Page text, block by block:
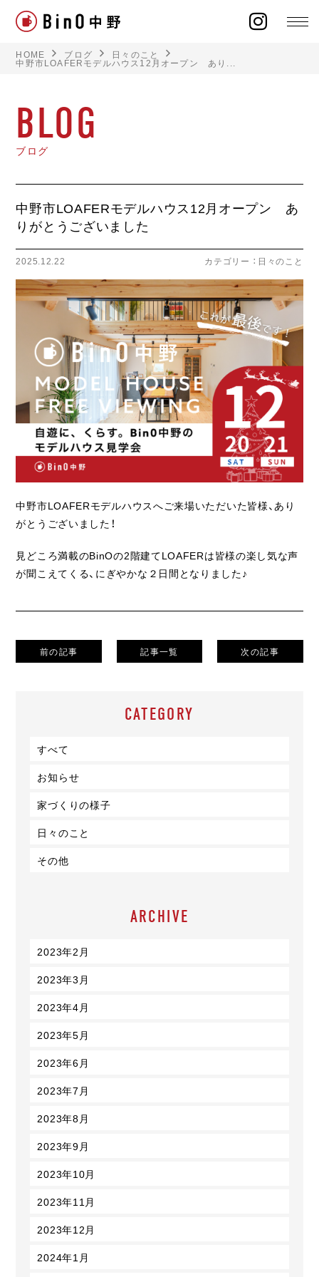
ラインナップ
施工事例
モデルハウス
ライフスタイル
クオリティ
お知らせ
ブログ
会社概要
採用情報
HOME ブログ 日々のこと
中野市LOAFERモデルハウス12月オープン あり...
BLOG
ブログ
中野市LOAFERモデルハウス12月オープン あ
りがとうございました
2025.12.22 カテゴリー ： 日々のこと
中野市LOAFERモデルハウスへご来場いただいた皆様、あり
がとうございました！
見どころ満載のBinOの2階建てLOAFERは皆様の楽し気な声
が聞こえてくる、にぎやかな２日間となりました♪
前の記事 記事一覧 次の記事
CATEGORY
すべて
お知らせ
家づくりの様子
日々のこと
その他
ARCHIVE
2023年2月
2023年3月
2023年4月
2023年5月
2023年6月
2023年7月
2023年8月
2023年9月
2023年10月
2023年11月
2023年12月
2024年1月